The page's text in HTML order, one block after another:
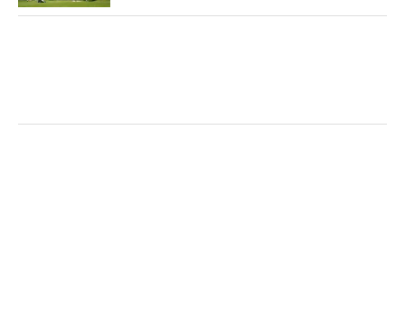
1つのボギーで耐えられたのは合格点です。競技再